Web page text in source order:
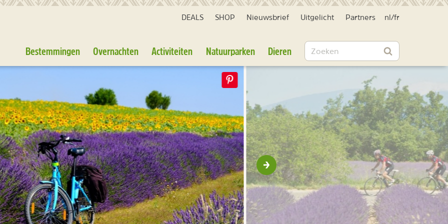
DEALS SHOP Nieuwsbrief Uitgelicht Partners nl /fr
Bestemmingen Overnachten Activiteiten Natuurparken Dieren Zoeken
Zoeken
Volgende